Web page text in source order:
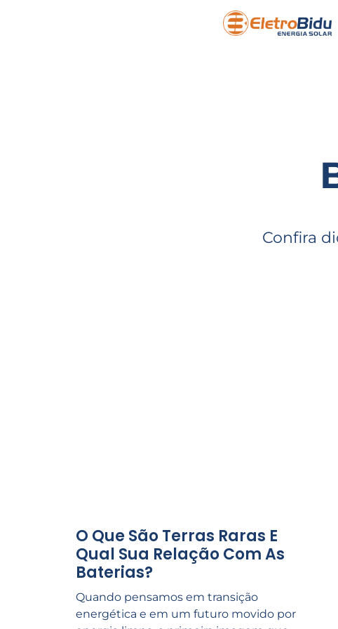
Confira
O Que São Terras Raras E
Qual Sua Relação Com As
Baterias?
Quando pensamos em transição
energética e em um futuro movido por